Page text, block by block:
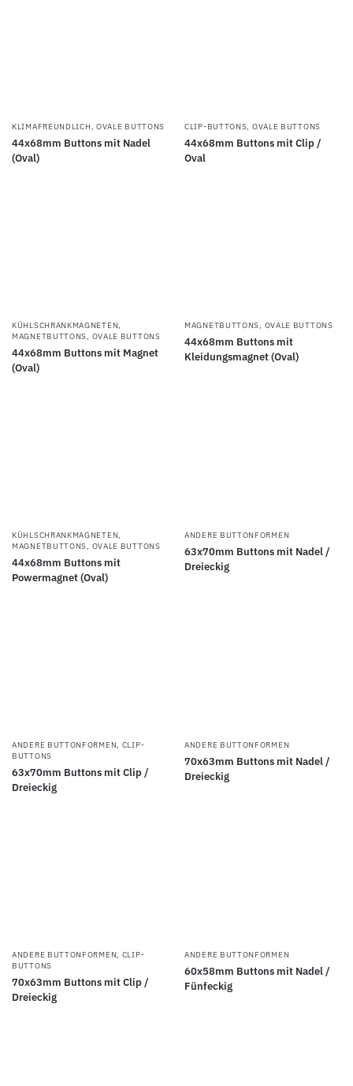
KLIMAFREUNDLICH, OVALE BUTTONS
44x68mm Buttons mit Nadel
(Oval)
CLIP-BUTTONS, OVALE BUTTONS
44x68mm Buttons mit Clip /
Oval
KÜHLSCHRANKMAGNETEN,
MAGNETBUTTONS, OVALE BUTTONS
44x68mm Buttons mit Magnet
(Oval)
MAGNETBUTTONS, OVALE BUTTONS
44x68mm Buttons mit
Kleidungsmagnet (Oval)
KÜHLSCHRANKMAGNETEN,
MAGNETBUTTONS, OVALE BUTTONS
44x68mm Buttons mit
Powermagnet (Oval)
ANDERE BUTTONFORMEN
63x70mm Buttons mit Nadel /
Dreieckig
ANDERE BUTTONFORMEN, CLIP-
BUTTONS
63x70mm Buttons mit Clip /
Dreieckig
ANDERE BUTTONFORMEN
70x63mm Buttons mit Nadel /
Dreieckig
ANDERE BUTTONFORMEN, CLIP-
BUTTONS
70x63mm Buttons mit Clip /
Dreieckig
ANDERE BUTTONFORMEN
60x58mm Buttons mit Nadel /
Fünfeckig